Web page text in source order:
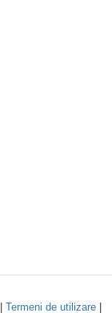
Termeni de utilizare|